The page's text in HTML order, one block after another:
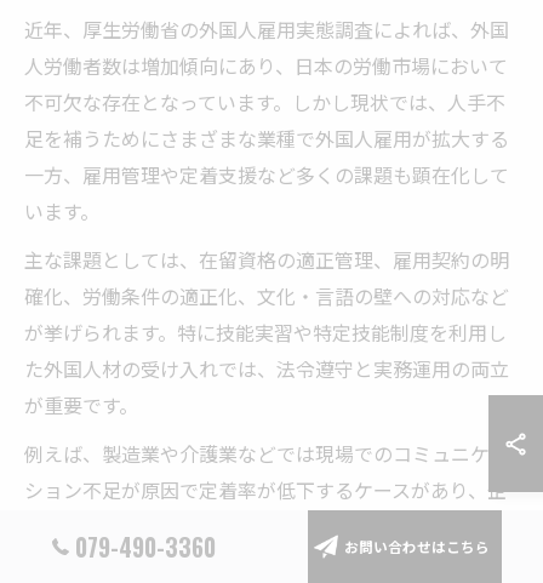
近年、厚生労働省の外国人雇用実態調査によれば、外国
人労働者数は増加傾向にあり、日本の労働市場において
不可欠な存在となっています。しかし現状では、人手不
足を補うためにさまざまな業種で外国人雇用が拡大する
一方、雇用管理や定着支援など多くの課題も顕在化して
います。
主な課題としては、在留資格の適正管理、雇用契約の明
確化、労働条件の適正化、文化・言語の壁への対応など
が挙げられます。特に技能実習や特定技能制度を利用し
た外国人材の受け入れでは、法令遵守と実務運用の両立
が重要です。
例えば、製造業や介護業などでは現場でのコミュニケー
ション不足が原因で定着率が低下するケースがあり、企
す。今後も調査結果をもとにした課題把握と具体的な改
079-490-3360 お問い合わせはこちら